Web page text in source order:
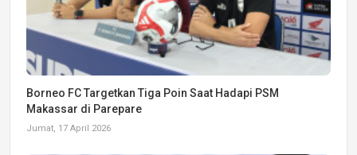
Borneo FC Targetkan Tiga Poin Saat Hadapi PSM
Makassar di Parepare
Jumat, 17 April 2026